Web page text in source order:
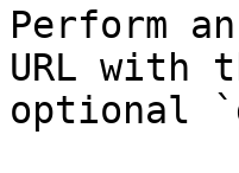
Perform
URL with
optional